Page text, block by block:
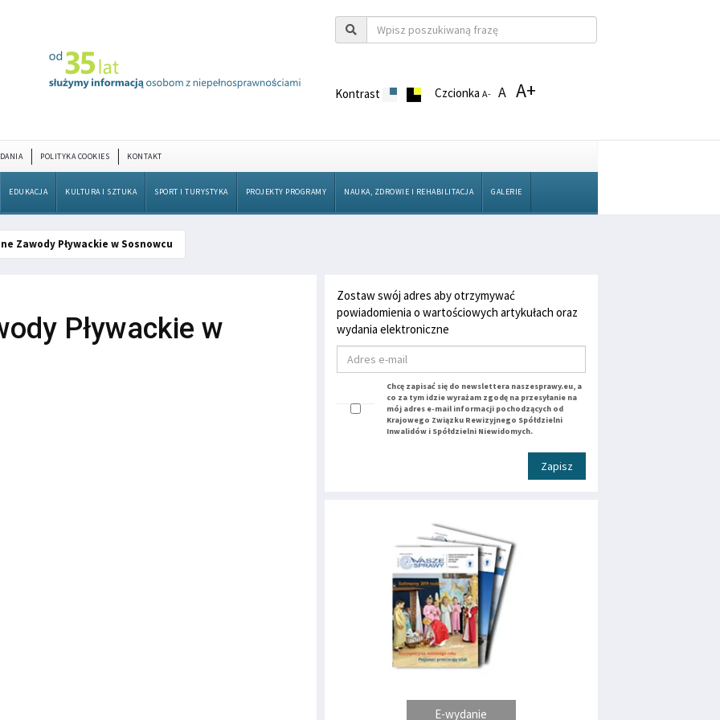
Kontrast CzcionkaA- A A+
POLITYKA COOKIES KONTAKT
EDUKACJA KULTURA I SZTUKA SPORT I TURYSTYKA PROJEKTY PROGRAMY NAUKA, ZDROWIE I REHABILITACJA GALERIE
Zawody Pływackie w Sosnowcu
Pływackie w
Zostaw swój adres aby otrzymywać
powiadomienia o wartościowych artykułach oraz
wydania elektroniczne
Chcę zapisać się do newslettera naszesprawy.eu, a
co za tym idzie wyrażam zgodę na przesyłanie na
mój adres e-mail informacji pochodzących od
Krajowego Związku Rewizyjnego Spółdzielni
Inwalidów i Spółdzielni Niewidomych.
Zapisz
E-wydanie